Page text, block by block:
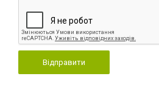
Відправити